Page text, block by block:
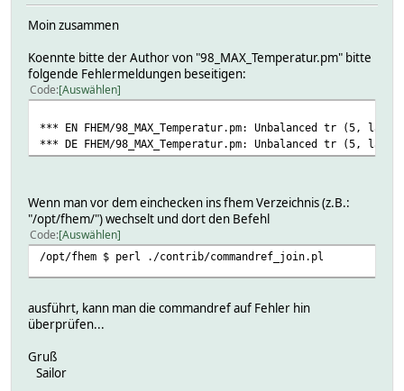
Moin zusammen
Koennte bitte der Author von "98_MAX_Temperatur.pm" bitte
folgende Fehlermeldungen beseitigen:
Code Auswählen
*** EN FHEM/98_MAX_Temperatur.pm: Unbalanced tr (5,
*** DE FHEM/98_MAX_Temperatur.pm: Unbalanced tr (5,
Wenn man vor dem einchecken ins fhem Verzeichnis (z.B.:
"/opt/fhem/") wechselt und dort den Befehl
Code Auswählen
/opt/fhem $ perl ./contrib/commandref_join.pl
ausführt, kann man die commandref auf Fehler hin
überprüfen...
Gruß
Sailor